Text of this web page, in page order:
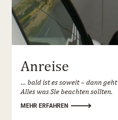
Anreise
… bald ist es soweit – dann geht
Alles was Sie beachten sollten.
MEHR ERFAHREN